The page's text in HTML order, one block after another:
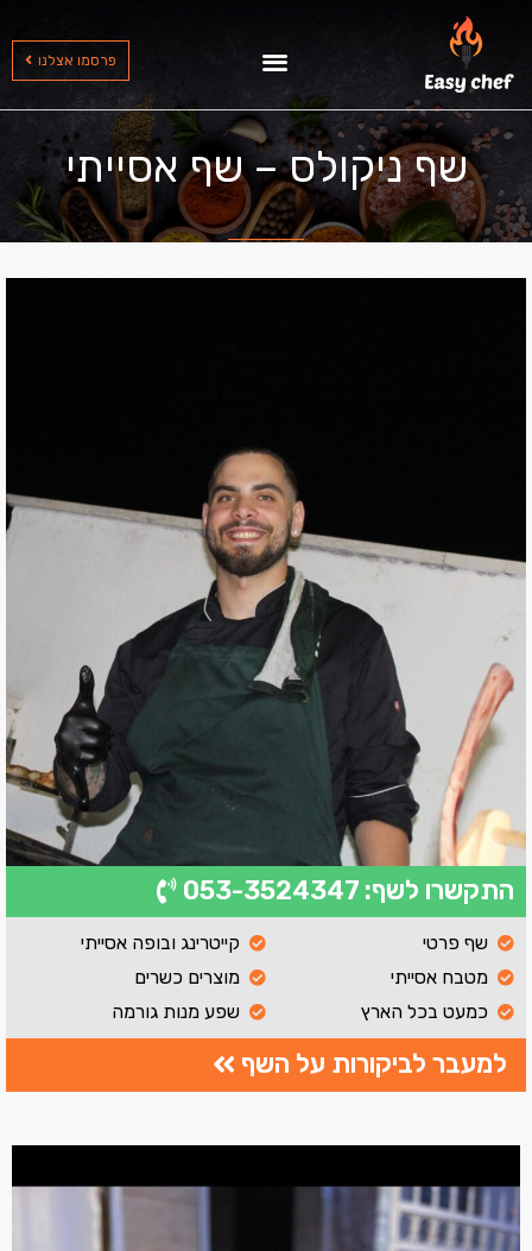
פרסמו אצלנו
שף ניקולס – שף אסייתי
התקשרו לשף: 053-3524347
שף פרטי
מטבח אסייתי
כמעט בכל הארץ
קייטרינג ובופה אסייתי
מוצרים כשרים
שפע מנות גורמה
למעבר לביקורות על השף